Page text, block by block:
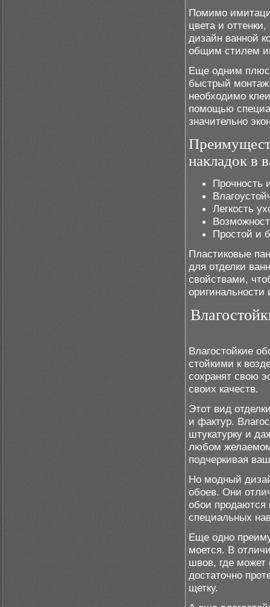
Помимо
цвета и
дизайн ванной
общим стилем
Еще одним
быстрый
необходимо
помощью
значительно
накладок в
Прочность
Легкость
Простой и
Пластиковые
для отделки
свойствами,
оригинальности
Влагостойкие
стойкими к
сохранят свою
своих качеств.
Этот вид
и фактур.
штукатурку и
любом желаемом
подчеркивая
Но модный
обоев. Они
обои продаются
специальных
Еще одно
моется. В
швов, где может
достаточно
щетку.